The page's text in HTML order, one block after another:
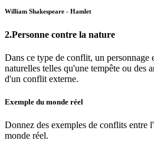
William Shakespeare - Hamlet
2.Personne contre la nature
Dans ce type de conflit, un personnage
naturelles telles qu'une tempête ou des
d'un conflit externe.
Exemple du monde réel
Donnez des exemples de conflits entre
monde réel.